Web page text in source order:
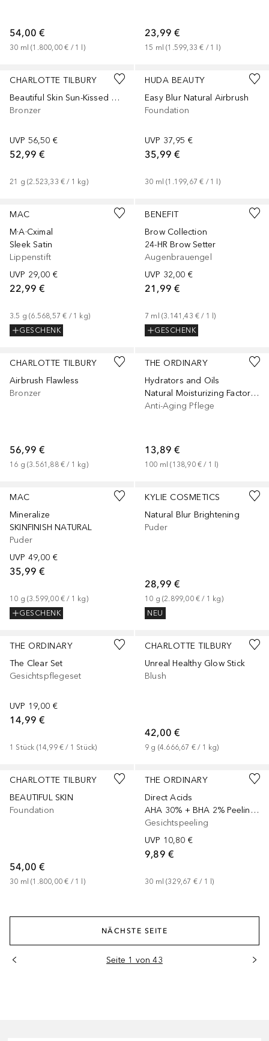
54,00 €
30 ml (1.800,00 € / 1 )
23,99 €
15 ml (1.599,33 € / 1 )
CHARLOTTE TILBURY
Beautiful Skin Sun-Kissed Glow
Bronzer
UVP 56,50 €
52,99 €
21 g (2.523,33 € / 1 kg)
+ 1
HUDA BEAUTY
Easy Blur Natural Airbrush
Foundation
UVP 37,95 €
35,99 €
30 ml (1.199,67 € / 1 )
+ 35
MAC
M·A·Cximal
Sleek Satin
Lippenstift
UVP 29,00 €
22,99 €
3.5 g (6.568,57 € / 1 kg)
GESCHENK
+31
BENEFIT
Brow Collection
24-HR Brow Setter
Augenbrauengel
UVP 32,00 €
21,99 €
7 ml (3.141,43 € / 1 l)
GESCHENK
CHARLOTTE TILBURY
Airbrush Flawless
Bronzer
56,99 €
16 g (3.561,88 € / 1 kg)
+1
THE ORDINARY
Hydrators and Oils
Natural Moisturizing Factors + HA
Anti-Aging Pflege
13,89 €
100 ml (138,90 € / 1 l)
Größe
MAC
Mineralize
SKINFINISH NATURAL
Puder
UVP 49,00 €
35,99 €
10 g (3.599,00 € / 1 kg)
GESCHENK
+11
KYLIE COSMETICS
Natural Blur Brightening
Puder
28,99 €
10 g (2.899,00 € / 1 kg)
NEU
+ 1
THE ORDINARY
The Clear Set
Gesichtspflegeset
UVP 19,00 €
14,99 €
1 Stück (14,99 € / 1 Stück)
CHARLOTTE TILBURY
Unreal Healthy Glow Stick
Blush
42,00 €
9 g (4.666,67 € / 1 kg)
CHARLOTTE TILBURY
BEAUTIFUL SKIN
Foundation
54,00 €
30 ml (1.800,00 € / 1 )
+29
THE ORDINARY
Direct Acids
AHA 30% + BHA 2% Peeling Solution
Gesichtspeeling
UVP 10,80 €
9,89 €
30 ml (329,67 € / 1 l)
NÄCHSTE SEITE
Seite 1 von 43